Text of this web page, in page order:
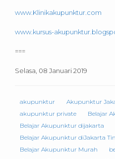
www.Klinikakupunktur.com
www.kursus-
===
Selasa, 08 Januari 2019
akupunktur
Akupunktur
akupunktur private
Belajar
Belajar Akupunktur dijakarta
Belajar Akupunktur diJakarta
Belajar Akupunktur Murah